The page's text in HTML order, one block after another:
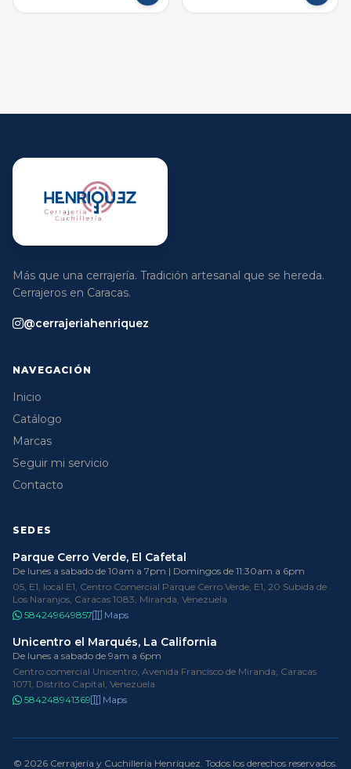
Más que una cerrajería. Tradición artesanal que se hereda.
Cerrajeros en Caracas.
@cerrajeriahenriquez
NAVEGACIÓN
Inicio
Catálogo
Marcas
Seguir mi servicio
Contacto
SEDES
Parque Cerro Verde, El Cafetal
De lunes a sabado de 10am a 7pm | Domingos de 11:30am a 6pm
05, E1, local E1, Centro Comercial Parque Cerro Verde, E1, 20 Subida de
Los Naranjos, Caracas 1083, Miranda, Venezuela
584249649857
Maps
Unicentro el Marqués, La California
De lunes a sabado de 9am a 6pm
Centro comercial Unicentro, Avenida Francisco de Miranda, Caracas
1071, Distrito Capital, Venezuela
584248941369
Maps
© 2026 Cerrajería y Cuchillería Henríquez. Todos los derechos reservados.